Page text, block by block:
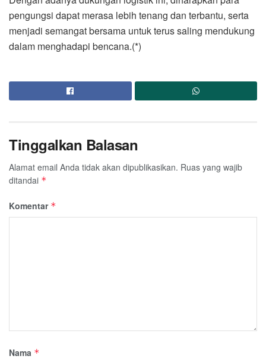
pengungsi dapat merasa lebih tenang dan terbantu, serta
menjadi semangat bersama untuk terus saling mendukung
dalam menghadapi bencana.(*)
Tinggalkan Balasan
Alamat email Anda tidak akan dipublikasikan. Ruas yang wajib
ditandai *
Komentar *
Nama *